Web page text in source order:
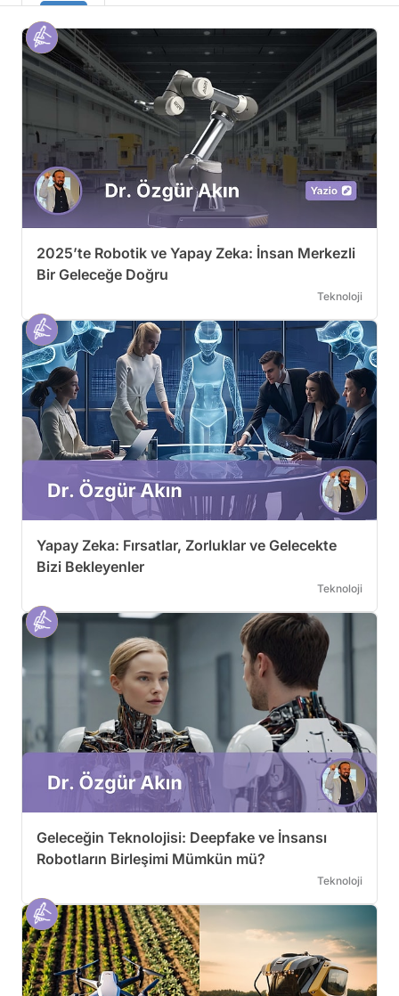
2025’te Robotik ve Yapay Zeka: İnsan Merkezli
Bir Geleceğe Doğru
Teknoloji
Yapay Zeka: Fırsatlar, Zorluklar ve Gelecekte
Bizi Bekleyenler
Teknoloji
Geleceğin Teknolojisi: Deepfake ve İnsansı
Robotların Birleşimi Mümkün mü?
Teknoloji